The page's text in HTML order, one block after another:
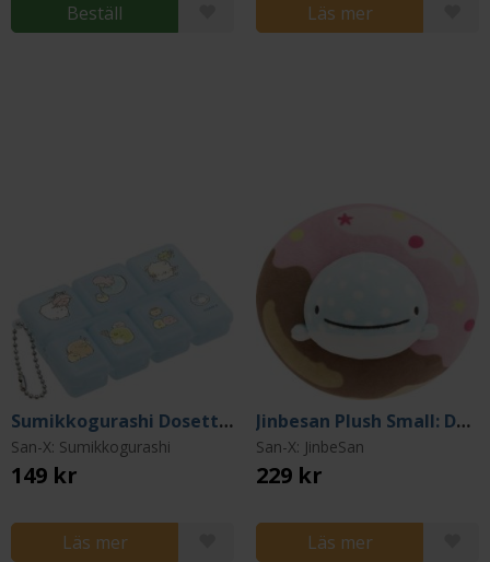
Beställ Läs mer
Sumikkogurashi Dosett Blue
San-X: Sumikkogurashi
149 kr
Läs mer
Jinbesan Plush Small: Donut Island
San-X: JinbeSan
229 kr
Läs mer